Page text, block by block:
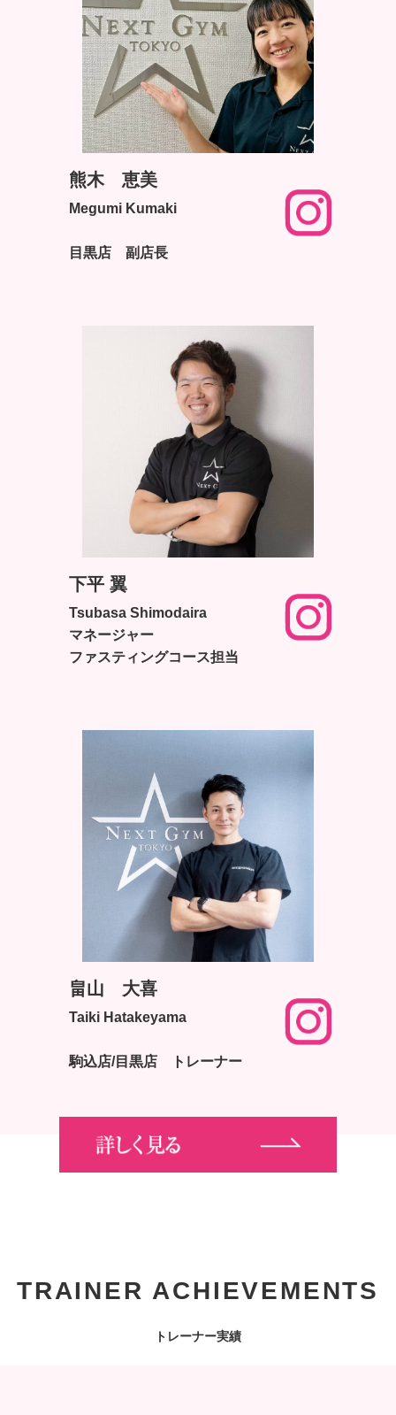
熊木 恵美
Megumi Kumaki
目黒店 副店長
下平 翼
Tsubasa Shimodaira
マネージャー
ファスティングコース担当
畠山 大喜
Taiki Hatakeyama
駒込店/目黒店 トレーナー
TRAINER ACHIEVEMENTS
トレーナー実績